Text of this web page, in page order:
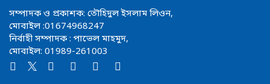
সম্পাদক ও প্রকাশক: তৌহিদুল ইসলাম লিওন,
মোবাইল :01674968247
নির্বাহী সম্পাদক : পাভেল মাহমুদ,
মোবাইল: 01989-261003